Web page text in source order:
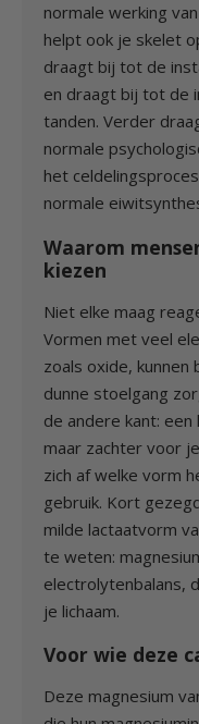
normale werking
helpt ook je skelet
draagt bij tot de
en draagt bij tot de
tanden. Verder
normale
het
normale
Waarom
kiezen
Niet elke maag
Vormen met veel
zoals oxide,
dunne stoelgang
de andere kant:
maar zachter voor
zich af welke vorm
gebruik. Kort
milde lactaatvorm
te weten:
electrolytenbalans,
je lichaam.
Voor wie deze
Deze magnesium